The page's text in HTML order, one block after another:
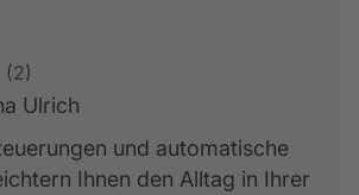
(2)
Ulrich
und automatische
Ihnen den Alltag in Ihrer